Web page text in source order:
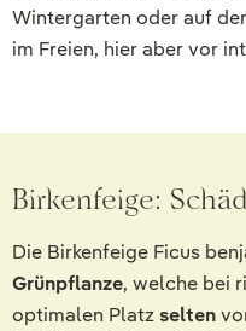
Wintergarten oder auf
im Freien, hier aber vor
Birkenfeige:
Die Birkenfeige Ficus
Grünpflanze, welche bei
optimalen Platzselten